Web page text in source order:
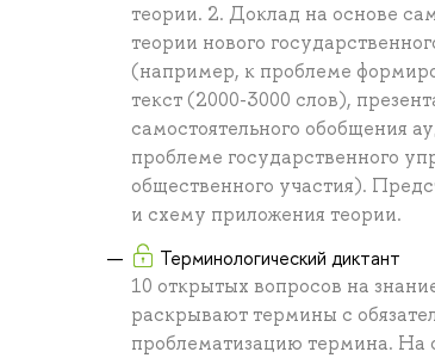
теории. 2. Доклад на основе
теории нового
(например, к проблеме
текст (2000-3000 слов),
самостоятельного обобщения
проблеме государственного
общественного участия).
и схему приложения теории.
Терминологический диктант
10 открытых вопросов на
раскрывают термины с
проблематизацию термина. На